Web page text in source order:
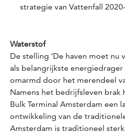
strategie van Vattenfall
Waterstof
De stelling ‘De haven moet nu
als belangrijkste energiedrager
omarmd door het merendeel
Namens het bedrijfsleven brak
Bulk Terminal Amsterdam een
ontwikkeling van de
Amsterdam is traditioneel